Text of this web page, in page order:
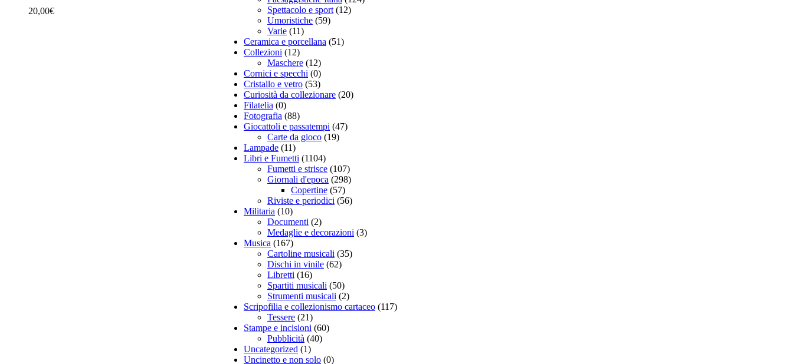
20,00€
Spettacolo e sport (12)
Umoristiche (59)
Varie (11)
Ceramica e porcellana (51)
Collezioni (12)
Maschere (12)
Cornici e specchi (0)
Cristallo e vetro (53)
Curiosità da collezionare (20)
Filatelia (0)
Fotografia (88)
Giocattoli e passatempi (47)
Carte da gioco (19)
Lampade (11)
Libri e Fumetti (1104)
Fumetti e strisce (107)
Giornali d'epoca (298)
Copertine (57)
Riviste e periodici (56)
Militaria (10)
Documenti (2)
Medaglie e decorazioni (3)
Musica (167)
Cartoline musicali (35)
Dischi in vinile (62)
Libretti (16)
Spartiti musicali (50)
Strumenti musicali (2)
Scripofilia e collezionismo cartaceo (117)
Tessere (21)
Stampe e incisioni (60)
Pubblicità (40)
Uncategorized (1)
Uncinetto e non solo (0)